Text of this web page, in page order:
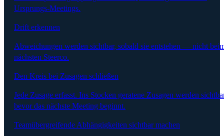
Ursprungs-Meetings.
Drift erkennen
Abweichungen werden sichtbar, sobald sie entstehen — nicht
nächsten Steerco.
Den Kreis bei Zusagen schließen
Jede Zusage erfasst. Ins Stocken geratene Zusagen werden
bevor das nächste Meeting beginnt.
Teamübergreifende Abhängigkeiten sichtbar machen